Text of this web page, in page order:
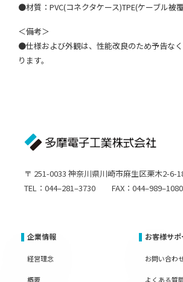
●材質：PVC(コネクタケース)TPE(ケーブル被
＜備考＞
●仕様および外観は、性能改良のため予告な
ります。
〒 251-0033 神奈川県川崎市麻生区栗木2-6-
TEL：044–281–3730 FAX：044–989–1080
企業情報
経営理念
概要
お客様サポ
お問い合わ
よくある質